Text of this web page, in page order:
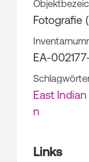
Fotografie
EA-
East
n
Links